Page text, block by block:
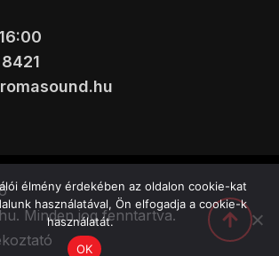
Minden jog fenntartva.
élmény érdekében az oldalon cookie-kat
használatával, Ön elfogadja a cookie-k
használatát.
OK